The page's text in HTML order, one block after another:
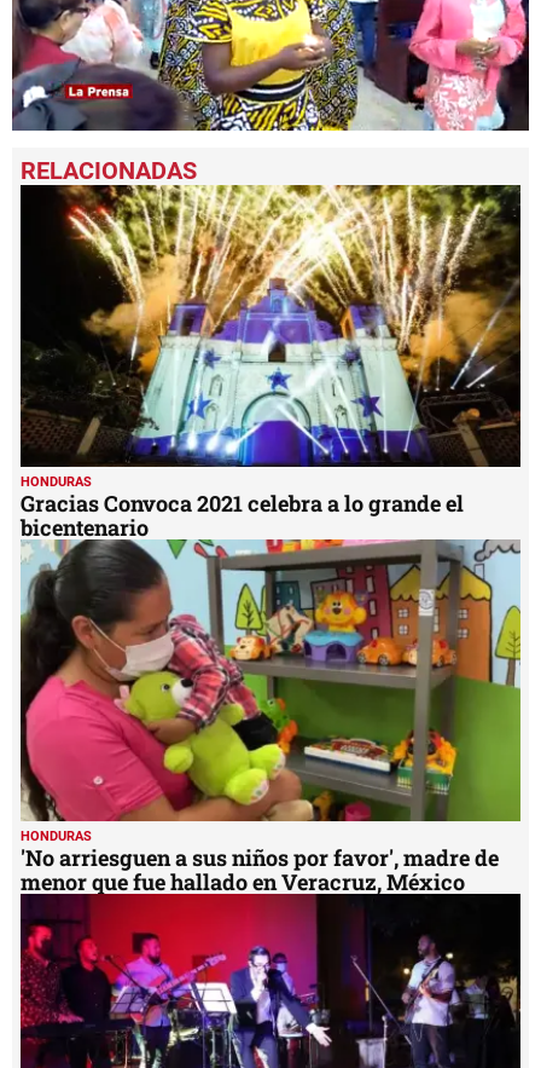
seconds
of
minutes,
seconds
HONDURAS
Gracias Convoca 2021 celebra a lo grande el
bicentenario
HONDURAS
'No arriesguen a sus niños por favor', madre de
menor que fue hallado en Veracruz, México